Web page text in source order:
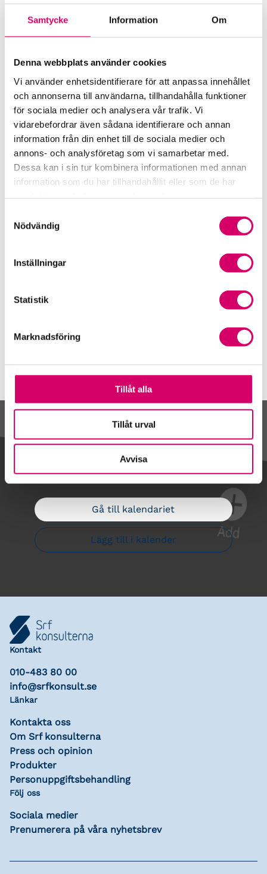
Samtycke Information Om
Denna webbplats använder cookies
Vi använder enhetsidentifierare för att anpassa innehållet
och annonserna till användarna, tillhandahålla funktioner
för sociala medier och analysera vår trafik. Vi
vidarebefordrar även sådana identifierare och annan
information från din enhet till de sociala medier och
annons- och analysföretag som vi samarbetar med.
Dessa kan i sin tur kombinera informationen med annan
information som du har tillhandahållit eller som de har
Nödvändig
Inställningar
Statistik
Marknadsföring
Tillåt alla
Tillåt urval
Avvisa
Pressrum
Remisser
Samverkan med myndigheter och organisationer
Srf Fokusrapport 2024 – insikter för hållbart
företagande
Våra nyhetskanaler
Srf Nyhetsbevakning
Följ oss i sociala medier
Öppet brev till Myndigheten för yrkeshögskolan
Kalendarium
Gå till kalendariet
Lägg till i kalender
Kontakt
010-483 80 00
info@srfkonsult.se
Länkar
Kontakta oss
Om Srf konsulterna
Press och opinion
Produkter
Personuppgiftsbehandling
Följ oss
Sociala medier
Prenumerera på våra nyhetsbrev